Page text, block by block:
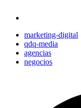
marketing-digital
qdq-media
agencias
negocios